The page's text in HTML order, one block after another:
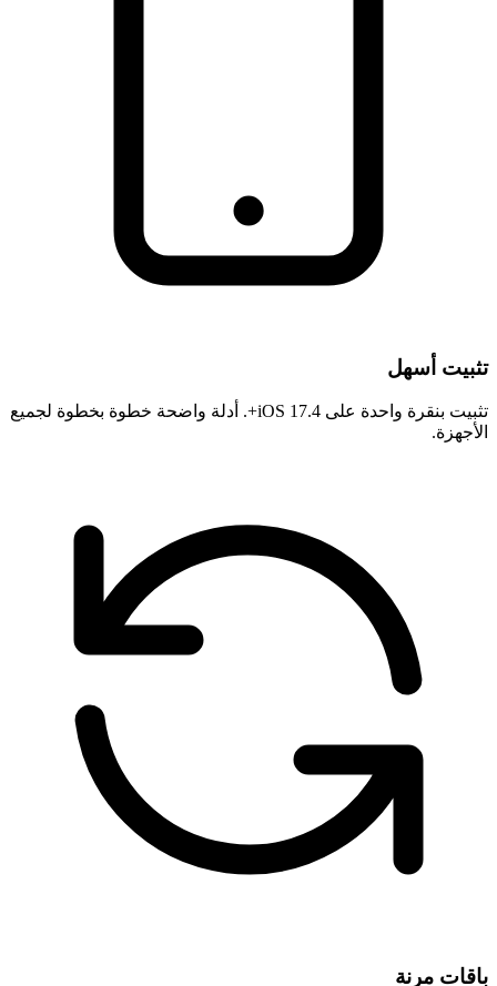
تثبيت أسهل
تثبيت بنقرة واحدة على iOS 17.4+. أدلة واضحة خطوة بخطوة لجميع
الأجهزة.
باقات مرنة